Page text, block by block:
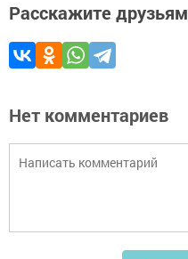
Расскажите друзьям
Нет комментариев